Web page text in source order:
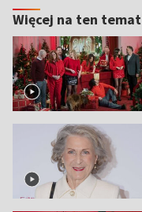
Więcej na ten temat